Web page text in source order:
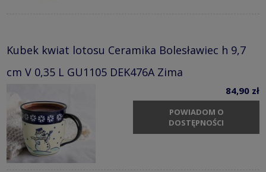
Kubek kwiat lotosu Ceramika Bolesławiec h 9,7
cm V 0,35 L GU1105 DEK476A Zima
84,90 zł
POWIADOM O
DOSTĘPNOŚCI